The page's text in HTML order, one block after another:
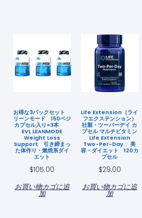
お得な3パックセット
リーンモード 150ベジ
カプセル入り×3本
EVL LEANMODE
Weight Loss
Support 引き締まっ
た体作り・燃焼系ダイ
エット
$105.00
お買い物カゴに追
加
Life Extension（ライ
フエクステンション）
社製・ツーパーデイ カ
プセル マルチビタミン
Life Extension
Two-Per-Day 美
容・ダイエット 120カ
プセル
$29.00
お買い物カゴに追
加